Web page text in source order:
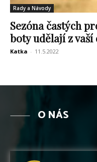
Rady a Návody
Sezóna častých
boty udělají z vaší
Katka - 11.5.2022
O NÁS